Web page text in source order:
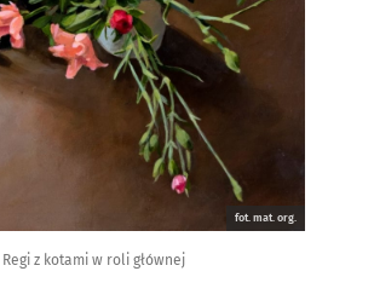
fot. mat. org.
z kotami w roli głównej